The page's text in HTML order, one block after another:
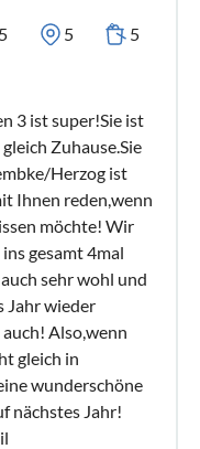
5 5 5
3 ist super!Sie ist
Zuhause.Sie
Herzog ist
Ihnen reden,wenn
möchte! Wir
gesamt 4mal
sehr wohl und
Jahr wieder
Also,wenn
gleich in
wunderschöne
nächstes Jahr!